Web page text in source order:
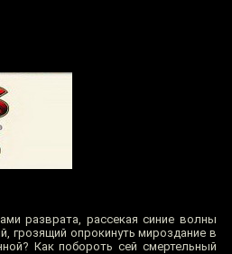
разврата, рассекая синие волны
грозящий опрокинуть мироздание в
Как побороть сей смертельный